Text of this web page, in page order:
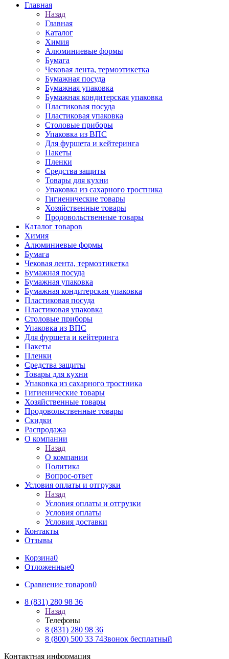
Главная
Назад
Главная
Каталог
Химия
Алюминиевые формы
Бумага
Чековая лента, термоэтикетка
Бумажная посуда
Бумажная упаковка
Бумажная кондитерская упаковка
Пластиковая посуда
Пластиковая упаковка
Столовые приборы
Упаковка из ВПС
Для фуршета и кейтеринга
Пакеты
Пленки
Средства защиты
Товары для кухни
Упаковка из сахарного тростника
Гигиенические товары
Хозяйственные товары
Продовольственные товары
Каталог товаров
Химия
Алюминиевые формы
Бумага
Чековая лента, термоэтикетка
Бумажная посуда
Бумажная упаковка
Бумажная кондитерская упаковка
Пластиковая посуда
Пластиковая упаковка
Столовые приборы
Упаковка из ВПС
Для фуршета и кейтеринга
Пакеты
Пленки
Средства защиты
Товары для кухни
Упаковка из сахарного тростника
Гигиенические товары
Хозяйственные товары
Продовольственные товары
Скидки
Распродажа
О компании
Назад
О компании
Политика
Вопрос-ответ
Условия оплаты и отгрузки
Назад
Условия оплаты и отгрузки
Условия оплаты
Условия доставки
Контакты
Отзывы
Корзина0
Отложенные0
Сравнение товаров0
8 (831) 280 98 36
Назад
Телефоны
8 (831) 280 98 36
8 (800) 500 33 74Звонок бесплатный
Контактная информация